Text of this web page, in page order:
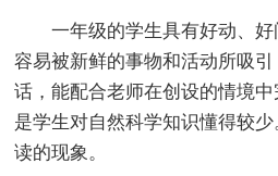
一年级的学生具有好动、好
容易被新鲜的事物和活动所吸
话，能配合老师在创设的情境
是学生对自然科学知识懂得较
读的现象。